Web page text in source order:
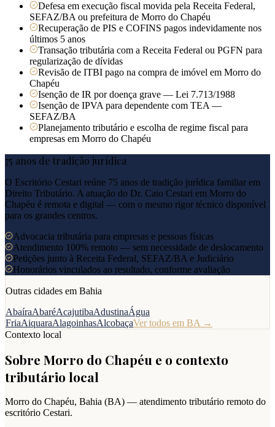
Defesa em execução fiscal movida pela Receita Federal,
SEFAZ/BA ou prefeitura de Morro do Chapéu
Recuperação de PIS e COFINS pagos indevidamente nos
últimos 5 anos
Transação tributária com a Receita Federal ou PGFN para
regularização de dívidas
Revisão de ITBI pago na compra de imóvel em Morro do
Chapéu
Isenção de IR por doença grave — Lei 7.713/1988
Isenção de IPVA para dependente com TEA —
SEFAZ/BA
Planejamento tributário e escolha de regime fiscal para
empresas em Morro do Chapéu
75 anos de tradição jurídica
O Escritório Cestari reúne 75 anos de tradição jurídica familiar em
Direito Tributário. A atuação do Dr. Caio Cestari em Morro do
Chapéu é remota e digital — com o mesmo rigor técnico disponível
para os grandes centros.
Advocacia tributária para empresas e pessoas físicas
Atendimento 100% remoto — sem necessidade de deslocamento
Petições junto à Receita Federal, SEFAZ/BA e Judiciário
Honorários vinculados ao resultado, conforme avaliação
Outras cidades em Bahia
AbaíraAbaréAcajutibaAdustinaÁgua
FriaAiquaraAlagoinhasAlcobaçaVer todos em BA →
Contexto local
Sobre Morro do Chapéu e o contexto
tributário local
Morro do Chapéu, Bahia (BA) — atendimento tributário remoto do
escritório Cestari.